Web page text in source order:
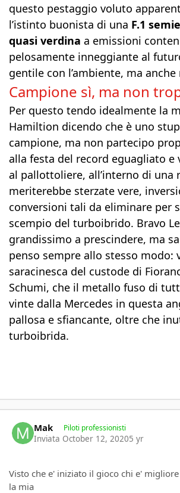
questo pestaggio voluto
l’istinto buonista di una F.1
quasi verdina a emissioni
pelosamente inneggiante al
gentile con l’ambiente, ma anche
Campione sì, ma non
Per questo tendo idealmente la
Hamiltion dicendo che è uno
campione, ma non partecipo
alla festa del record eguagliato e
al pallottoliere, all’interno di una
meriterebbe sterzate vere,
conversioni tali da eliminare per
scempio del turboibrido. Bravo
grandissimo a prescindere, ma
penso sempre allo stesso modo:
saracinesca del custode di
Schumi, che il metallo fuso di
vinte dalla Mercedes in questa
pallosa e sfiancante, oltre che
turboibrida.
Mak Piloti professionisti
Inviata October 12, 20205 yr
Visto che e' iniziato il gioco chi e'
la mia